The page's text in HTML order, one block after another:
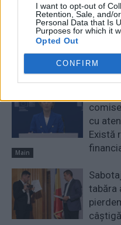
I want to opt-out of
Retention, Sale, and/
Personal Data that Is
Purposes for which it
Opted Out
CONFIRM
RELATED ARTICLES
Main
cu
Există
tabăra